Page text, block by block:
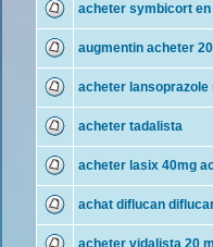
acheter symbicort en
augmentin acheter
acheter lansoprazole
acheter tadalista
acheter lasix 40mg
achat diflucan
acheter vidalista 20